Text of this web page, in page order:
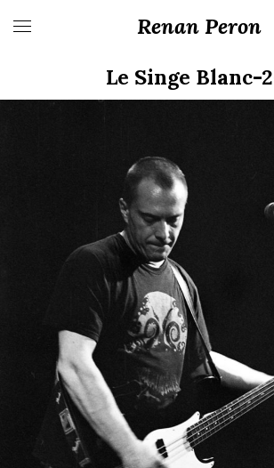
Renan Peron
Le Singe Blanc-